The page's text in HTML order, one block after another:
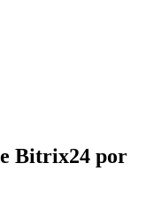
Bitrix24 por